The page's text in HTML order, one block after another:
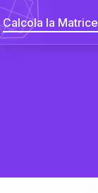
Calcola la Matrice